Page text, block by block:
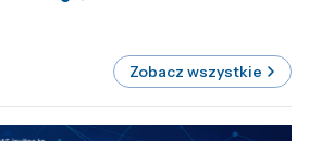
Zobacz wszystkie